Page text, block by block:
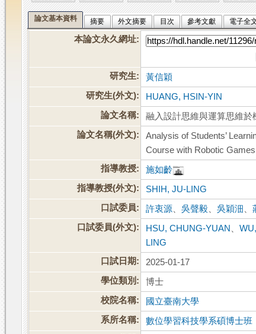
論文基本資料 摘要 外文摘要 目次 參考文獻 電子全
本論文永久網址:
研究生:
黃信穎
研究生(外文):
HUANG, HSIN-YIN
論文名稱:
融入設計思維與運算思維
論文名稱(外文):
Analysis of Students’
Course with Robotic Games
指導教授:
施如齡
指導教授(外文):
SHIH, JU-LING
口試委員:
許衷源 、吳聲毅 、吳穎沺 、
口試委員(外文):
HSU, CHUNG-YUAN 、
LING
口試日期:
2025-01-17
學位類別:
博士
校院名稱:
國立臺南大學
系所名稱:
數位學習科技學系碩博士班